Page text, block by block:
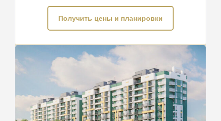
Получить цены и планировки